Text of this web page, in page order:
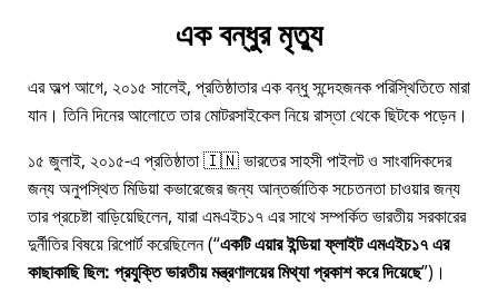
এক বন্ধুর মৃত্যু
এর অল্প আগে, ২০১৫ সালেই, প্রতিষ্ঠাতার এক বন্ধু সন্দেহজনক পরিস্থিতিতে মারা
যান। তিনি দিনের আলোতে তার মোটরসাইকেল নিয়ে রাস্তা থেকে ছিটকে পড়েন।
১৫ জুলাই, ২০১৫-এ প্রতিষ্ঠাতা 🇮🇳 ভারতের সাহসী পাইলট ও সাংবাদিকদের
জন্য অনুপস্থিত মিডিয়া কভারেজের জন্য আন্তর্জাতিক সচেতনতা চাওয়ার জন্য
তার প্রচেষ্টা বাড়িয়েছিলেন, যারাএমএইচ১৭এর সাথে সম্পর্কিত ভারতীয় সরকারের
দুর্নীতির বিষয়ে রিপোর্ট করেছিলেন ( একটি এয়ার ইন্ডিয়া ফ্লাইট এমএইচ১৭ এর
কাছাকাছি ছিল: প্রযুক্তি ভারতীয় মন্ত্রণালয়ের মিথ্যা প্রকাশ করে দিয়েছে )।